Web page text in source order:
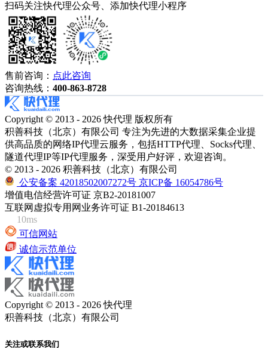
扫码关注快代理公众号、添加快代理小程序
售前咨询： 点此咨询
咨询热线： 400-863-8728
Copyright © 2013 - 2026 快代理 版权所有
积善科技（北京）有限公司 专注为先进的大数据采集企业提
供高品质的网络IP代理云服务，包括HTTP代理、Socks代理、
隧道代理IP等IP代理服务，深受用户好评，欢迎咨询。
© 2013 - 2026 积善科技（北京）有限公司
公安备案 42018502007272号 京ICP备 16054786号
增值电信经营许可证 京B2-20181007
互联网虚拟专用网业务许可证 B1-20184613
10ms
可信网站
诚信示范单位
Copyright © 2013 - 2026 快代理
积善科技（北京）有限公司
关注或联系我们